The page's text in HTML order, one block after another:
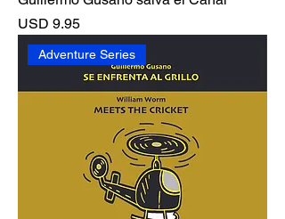
Precio
USD 9.95
Adventure Series